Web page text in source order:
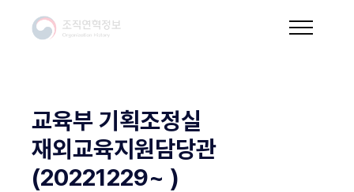
교육부 기획조정실
재외교육지원담당관
(20221229~ )